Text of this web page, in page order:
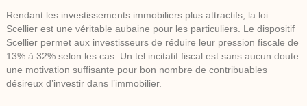
Rendant les investissements immobiliers plus attractifs, la loi
Scellier est une véritable aubaine pour les particuliers. Le dispositif
Scellier permet aux investisseurs de réduire leur pression fiscale de
13% à 32% selon les cas. Un tel incitatif fiscal est sans aucun doute
une motivation suffisante pour bon nombre de contribuables
désireux d’investir dans l’immobilier.